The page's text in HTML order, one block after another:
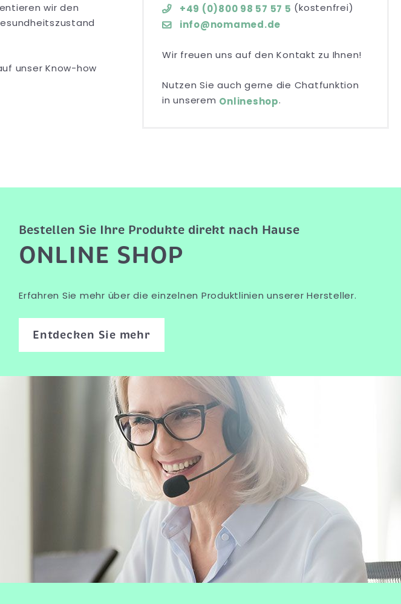
wir den
unser Know-how
+49 (0)800 98 57 57 5 (kostenfrei)
info@nomamed.de
Wir freuen uns auf den Kontakt zu Ihnen!
Nutzen Sie auch gerne die Chatfunktion
in unserem Onlineshop.
Bestellen Sie Ihre Produkte direkt nach Hause
ONLINE SHOP
Erfahren Sie mehr über die einzelnen Produktlinien unserer Hersteller.
Entdecken Sie mehr